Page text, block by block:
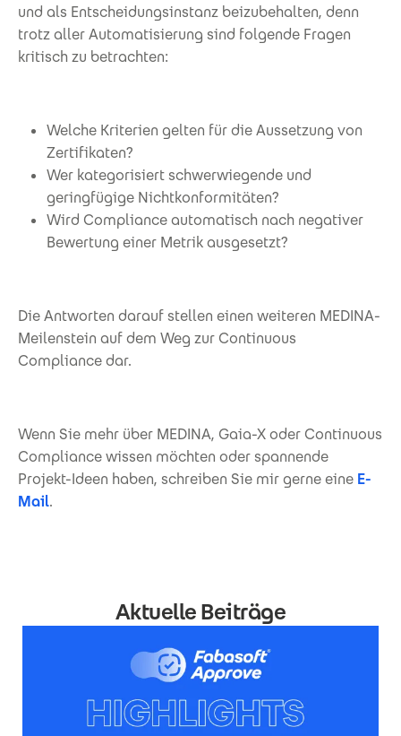
und als Entscheidungsinstanz beizubehalten, denn
trotz aller Automatisierung sind folgende Fragen
kritisch zu betrachten:
Welche Kriterien gelten für die Aussetzung von
Zertifikaten?
Wer kategorisiert schwerwiegende und
geringfügige Nichtkonformitäten?
Wird Compliance automatisch nach negativer
Bewertung einer Metrik ausgesetzt?
Die Antworten darauf stellen einen weiteren MEDINA-
Meilenstein auf dem Weg zur Continuous
Compliance dar.
Wenn Sie mehr über MEDINA, Gaia-X oder Continuous
Compliance wissen möchten oder spannende
Projekt-Ideen haben, schreiben Sie mir gerne eine E-
Mail.
Aktuelle Beiträge